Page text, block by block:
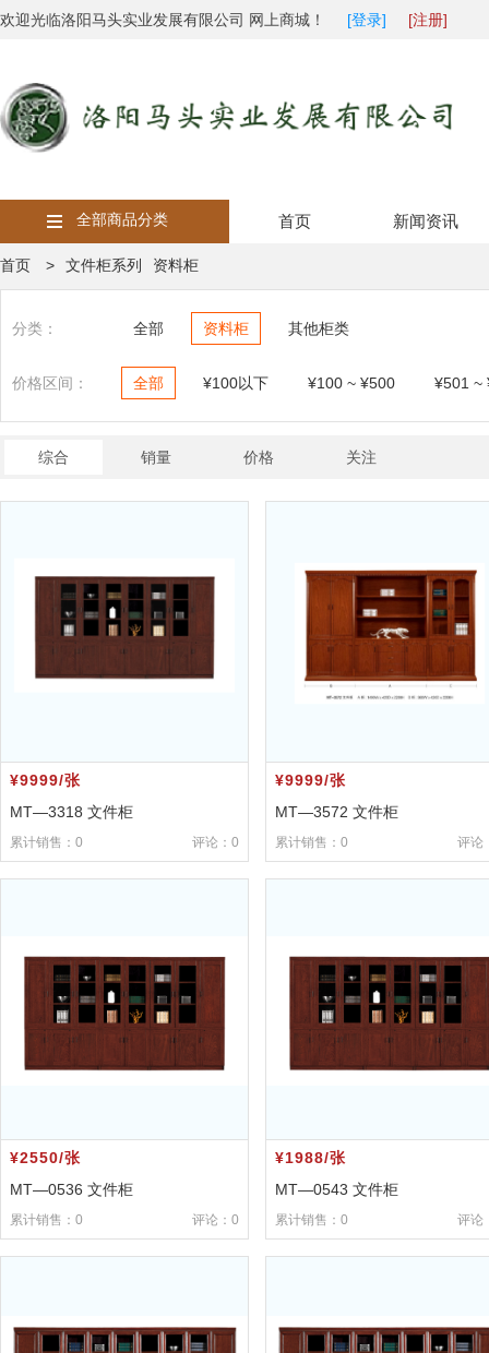
欢迎光临洛阳马头实业发展有限公司 网上商城！ [登录] [注册]
全部商品分类 首页 新闻资讯
首页 > 文件柜系列 资料柜
分类： 全部 资料柜 其他柜类
价格区间： 全部 ¥100以下 ¥100 ~ ¥500 ¥501 ~
综合 销量 价格 关注
¥9999/张
MT—3318 文件柜
累计销售：0 评论：0
¥9999/张
MT—3572 文件柜
累计销售：0 评论
¥2550/张
MT—0536 文件柜
累计销售：0 评论：0
¥1988/张
MT—0543 文件柜
累计销售：0 评论